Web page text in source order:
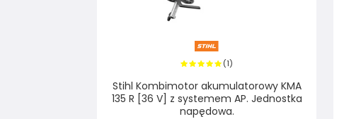
(1)
Stihl Kombimotor akumulatorowy KMA
135 R [36 V] z systemem AP. Jednostka
napędowa.